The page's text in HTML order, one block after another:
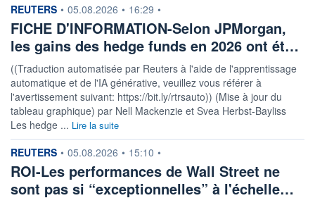
information fournie par
REUTERS • 05.08.2026 • 16:29 •
FICHE D'INFORMATION-Selon JPMorgan,
les gains des hedge funds en 2026 ont ét…
((Traduction automatisée par Reuters à l'aide de l'apprentissage
automatique et de l'IA générative, veuillez vous référer à
l'avertissement suivant: https://bit.ly/rtrsauto)) (Mise à jour du
tableau graphique) par Nell Mackenzie et Svea Herbst-Bayliss
Les hedge ... Lire la suite
information fournie par
REUTERS • 05.08.2026 • 15:10 •
ROI-Les performances de Wall Street ne
sont pas si “exceptionnelles” à l'échelle…